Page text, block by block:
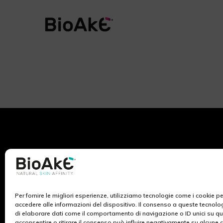
Per fornire le migliori esperienze, utilizziamo tecnologie come i cookie
accedere alle informazioni del dispositivo. Il consenso a queste
di elaborare dati come il comportamento di navigazione o ID unici su
BioAké nasce dall’ispirazione e lo studio dei ricercatori
di Ekuberg Pharma, azienda da sempre impegnata nel
campo del benessere al femminile. La ricerca scientifica